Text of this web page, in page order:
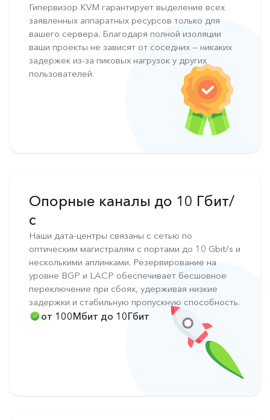
Гипервизор KVM гарантирует выделение всех
заявленных аппаратных ресурсов только для
вашего сервера. Благодаря полной изоляции
ваши проекты не зависят от соседних — никаких
задержек из-за пиковых нагрузок у других
пользователей.
Опорные каналы до 10 Гбит/
с
Наши дата-центры связаны с сетью по
оптическим магистралям с портами до 10 Gbit/s и
несколькими аплинками. Резервирование на
уровне BGP и LACP обеспечивает бесшовное
переключение при сбоях, удерживая низкие
задержки и стабильную пропускную способность.
от 100Мбит до 10Гбит